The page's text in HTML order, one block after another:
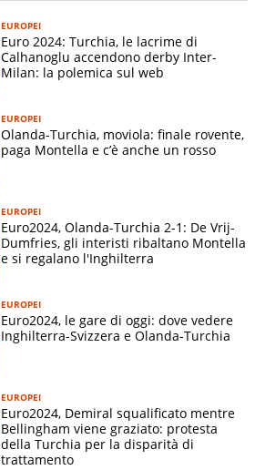
EUROPEI
Euro 2024: Turchia, le lacrime di
Calhanoglu accendono derby Inter-
Milan: la polemica sul web
EUROPEI
Olanda-Turchia, moviola: finale rovente,
paga Montella e c’è anche un rosso
EUROPEI
Euro2024, Olanda-Turchia 2-1: De Vrij-
Dumfries, gli interisti ribaltano Montella
e si regalano l'Inghilterra
EUROPEI
Euro2024, le gare di oggi: dove vedere
Inghilterra-Svizzera e Olanda-Turchia
EUROPEI
Euro2024, Demiral squalificato mentre
Bellingham viene graziato: protesta
della Turchia per la disparità di
trattamento